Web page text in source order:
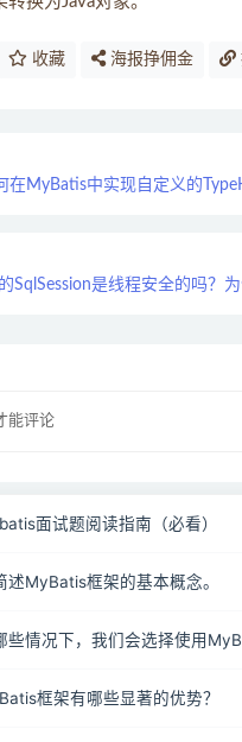
收藏 海报挣佣金
在MyBatis中实现自定义的
SqlSession是线程安全的吗？为
能评论
面试题阅读指南（必看）
述MyBatis框架的基本概念。
些情况下，我们会选择使用
框架有哪些显著的优势？